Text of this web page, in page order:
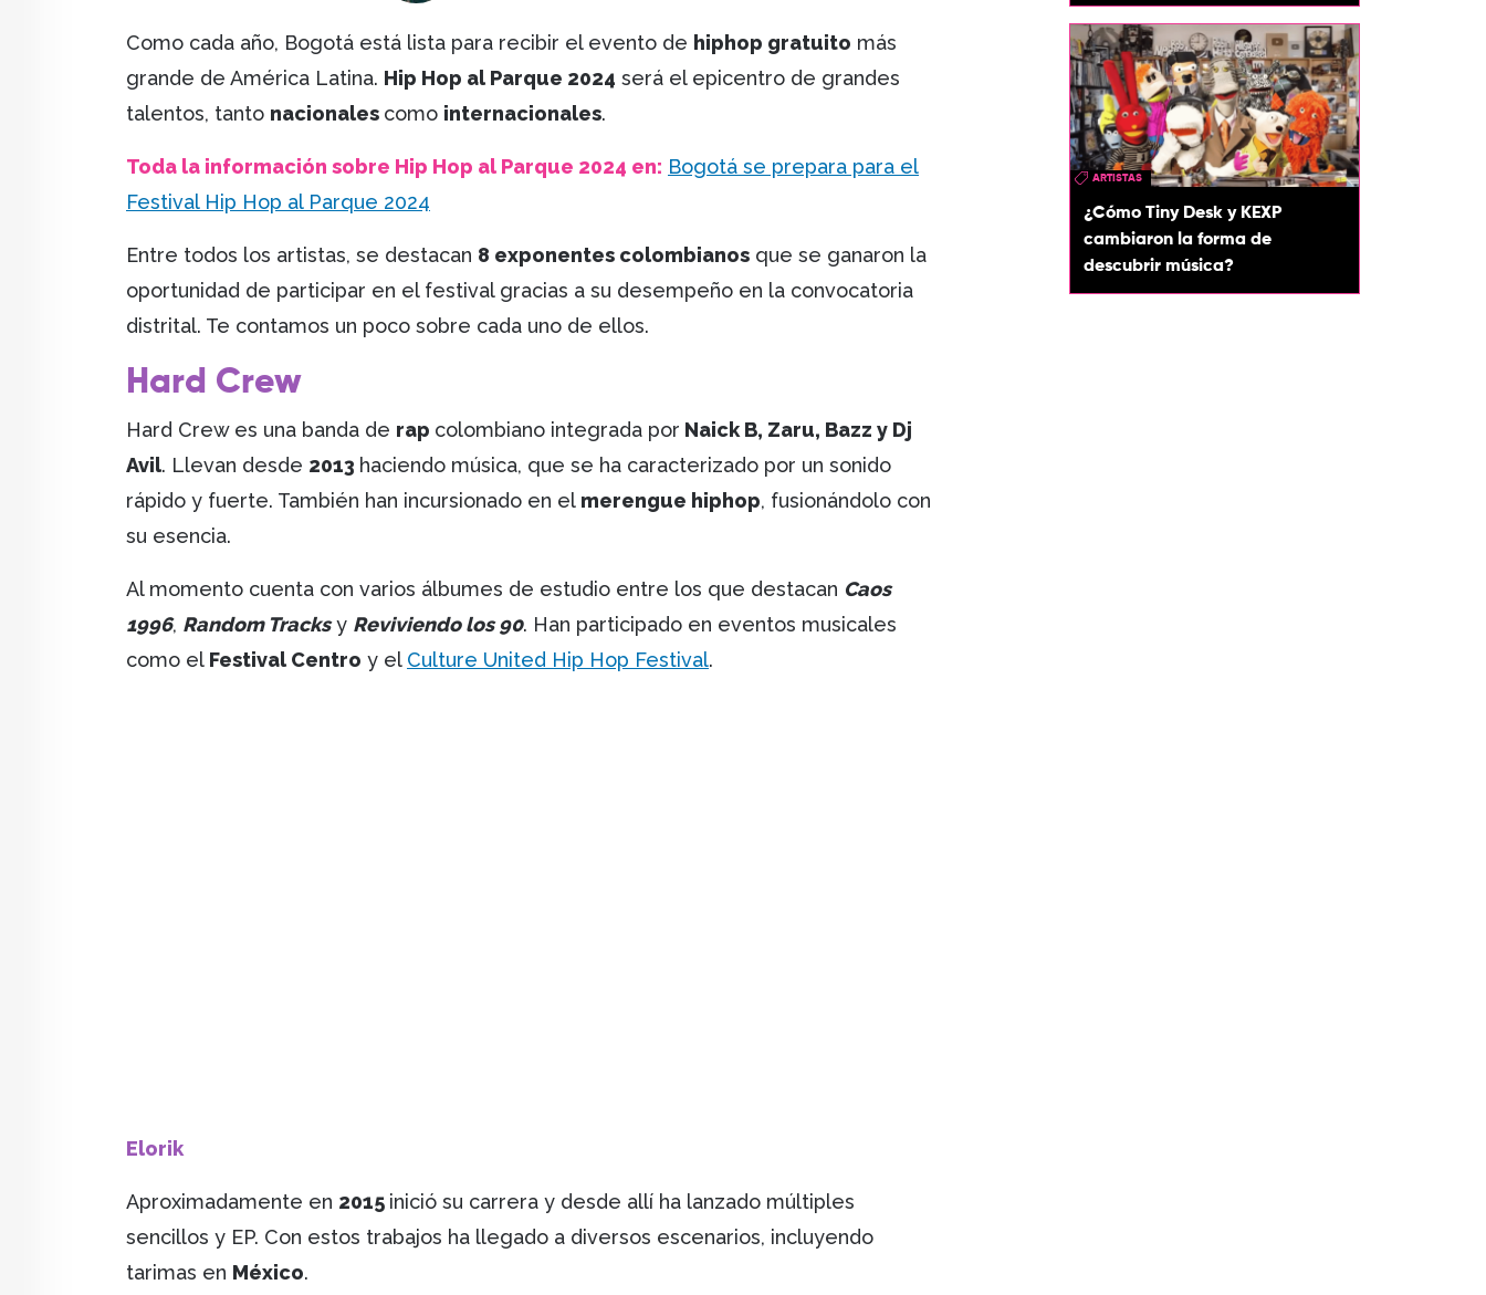
Como cada año, Bogotá está lista para recibir el evento de hiphop gratuito más
grande de América Latina. Hip Hop al Parque 2024 será el epicentro de grandes
talentos, tanto nacionales como internacionales.
Toda la información sobre Hip Hop al Parque 2024 en: Bogotá se prepara para el
Festival Hip Hop al Parque 2024
Entre todos los artistas, se destacan 8 exponentes colombianos que se ganaron la
oportunidad de participar en el festival gracias a su desempeño en la convocatoria
distrital. Te contamos un poco sobre cada uno de ellos.
Hard Crew
Hard Crew es una banda de rap colombiano integrada por Naick B, Zaru, Bazz y Dj
Avil. Llevan desde 2013 haciendo música, que se ha caracterizado por un sonido
rápido y fuerte. También han incursionado en el merengue hiphop, fusionándolo con
su esencia.
Al momento cuenta con varios álbumes de estudio entre los que destacan Caos
1996, Random Tracksy Reviviendo los 90. Han participado en eventos musicales
como el Festival Centro y el Culture United Hip Hop Festival.
Elorik
Aproximadamente en 2015 inició su carrera y desde allí ha lanzado múltiples
sencillos y EP. Con estos trabajos ha llegado a diversos escenarios, incluyendo
tarimas en México.
ARTISTAS
¿Cómo Tiny Desk y KEXP
cambiaron la forma de
descubrir música?